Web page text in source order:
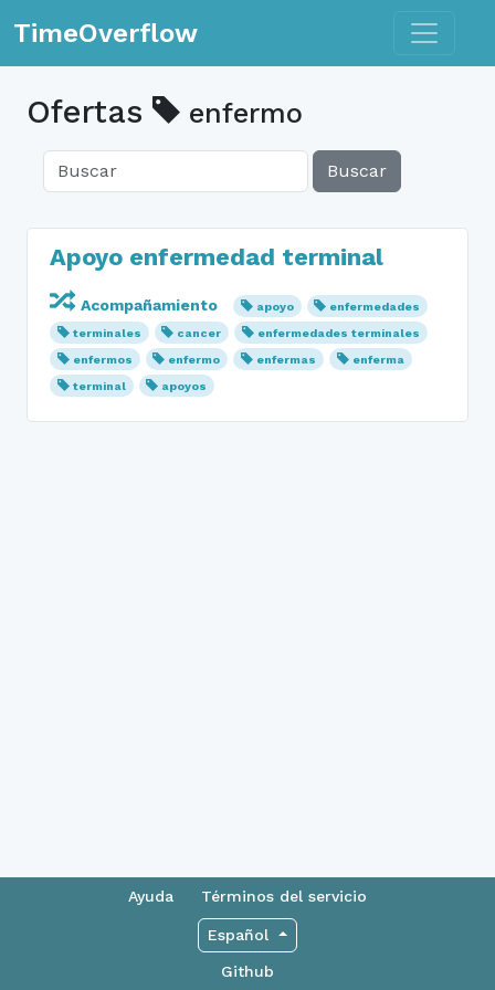
TimeOverflow Toggle
Ofertas enfermo
Buscar
Apoyo enfermedad terminal
Acompañamiento apoyo
enfermedades
terminales
cancer
enfermedades terminales
enfermos
enfermo enfermas
enferma
terminal
apoyos
Ayuda Términos del servicio
Español
Github